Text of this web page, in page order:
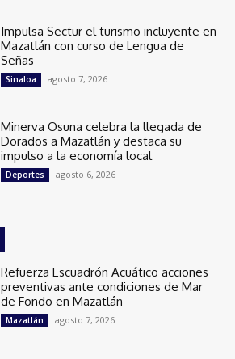
Impulsa Sectur el turismo incluyente en
Mazatlán con curso de Lengua de
Señas
Sinaloa agosto 7, 2026
Minerva Osuna celebra la llegada de
Dorados a Mazatlán y destaca su
impulso a la economía local
Deportes agosto 6, 2026
Refuerza Escuadrón Acuático acciones
preventivas ante condiciones de Mar
de Fondo en Mazatlán
Mazatlán agosto 7, 2026